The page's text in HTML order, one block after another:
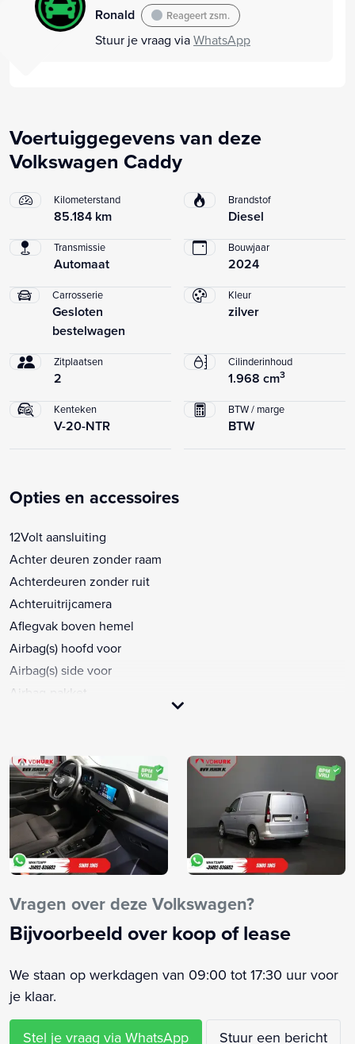
Ronald Reageert zsm.
Stuur je vraag viaWhatsApp
Voertuiggegevens van deze
Volkswagen Caddy
Kilometerstand
85.184 km
Brandstof
Diesel
Transmissie
Automaat
Bouwjaar
2024
Carrosserie
Gesloten
bestelwagen
Kleur
zilver
Zitplaatsen
2
Cilinderinhoud
1.968 cm3
Kenteken
V-20-NTR
BTW / marge
BTW
Opties en accessoires
12Volt aansluiting
Achter deuren zonder raam
Achterdeuren zonder ruit
Achteruitrijcamera
Aflegvak boven hemel
Airbag(s) hoofd voor
Airbag(s) side voor
Airbag-pakket
Airco
Alarm klasse 1(startblokkering)
Android Auto
Anti Blokkeer Systeem
Anti doorSlip Regeling
Apple CarPlay
Armsteun voor
Bestuurdersstoel in hoogte verstelbaar
Bluetooth
Bluetooth telefoonvoorbereiding
Boordcomputer
Vragen over deze Volkswagen?
Bijvoorbeeld over koop of lease
We staan op werkdagen van 09:00 tot 17:30 uur voor
je klaar.
Stel je vraag via WhatsApp Stuur een bericht